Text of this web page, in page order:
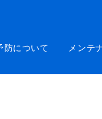
防について メンテ